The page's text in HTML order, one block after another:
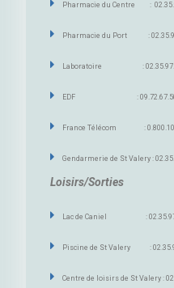
Pharmacie du Centre :
Pharmacie du Port :
Laboratoire :
EDF :
France Télécom :
Gendarmerie de St Valery :
Loisirs/Sorties
Lac de Caniel :
Piscine de St Valery :
Centre de loisirs de St Valery :